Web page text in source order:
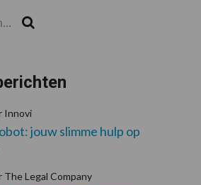
Innovi
jouw slimme hulp op
The Legal Company